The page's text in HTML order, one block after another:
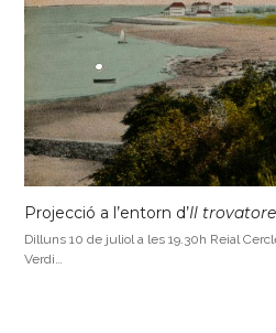
Projecció a l’entorn d’Il trovatore
Dilluns 10 de juliol a les 19.30h Reial
Verdi…